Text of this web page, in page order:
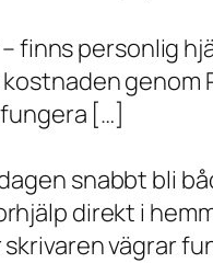
finns personlig
genom
[…]
snabbt bli
direkt i
vägrar